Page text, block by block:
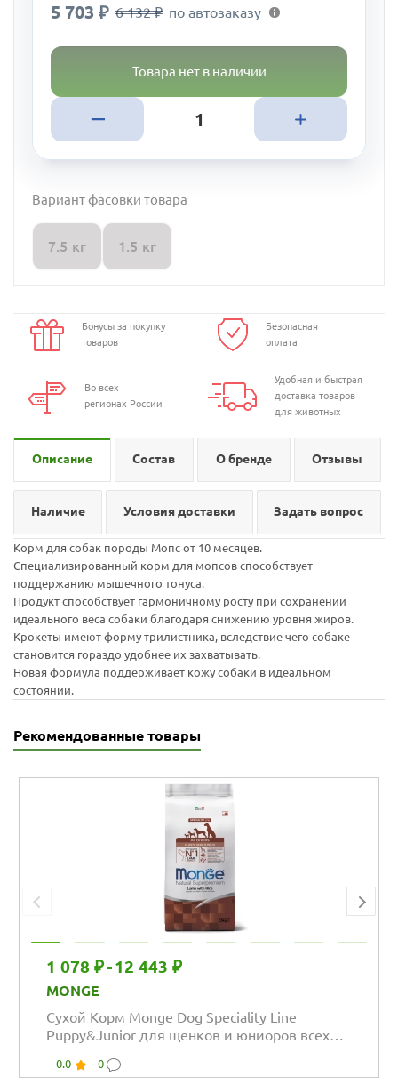
5 703 ₽ 6 132 ₽ по автозаказу
Товара нет в наличии
Вариант фасовки товара
7.5 кг 1.5 кг
Бонусы за покупку
товаров
Безопасная
оплата
Во всех
регионах России
Удобная и быстрая
доставка товаров
для животных
Описание Состав О бренде Отзывы
Наличие Условия доставки Задать вопрос
Корм для собак породы Мопс от 10 месяцев.
Специализированный корм для мопсов способствует
поддержанию мышечного тонуса.
Продукт способствует гармоничному росту при сохранении
идеального веса собаки благодаря снижению уровня жиров.
Крокеты имеют форму трилистника, вследствие чего собаке
становится гораздо удобнее их захватывать.
Новая формула поддерживает кожу собаки в идеальном
состоянии.
Рекомендованные товары
1 078 ₽-12 443 ₽
MONGE
Сухой Корм Monge Dog Speciality Line
Puppy&Junior для щенков и юниоров всех
0.0 0